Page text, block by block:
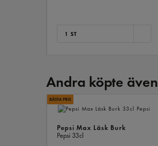
1 ST
Andra köpte även
Pepsi Max Läsk Burk
Pepsi 33cl